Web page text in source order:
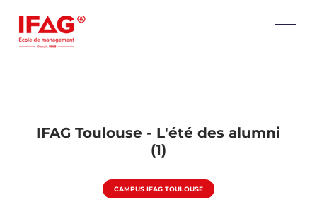
IFAG Toulouse - L'été des alumni
(1)
CAMPUS IFAG TOULOUSE